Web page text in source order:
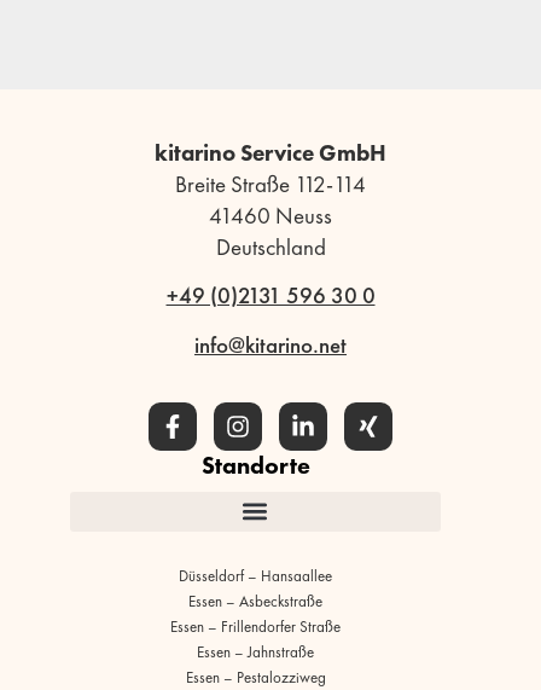
kitarino Service GmbH
Breite Straße 112-114
41460 Neuss
Deutschland
+49 (0)2131 596 30 0
info@kitarino.net
Standorte
Düsseldorf – Hansaallee
Essen – Asbeckstraße
Essen – Frillendorfer Straße
Essen – Jahnstraße
Essen – Pestalozziweg